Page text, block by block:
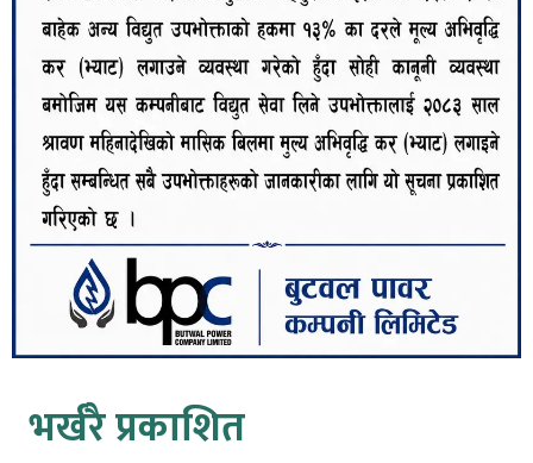
भर्खरै प्रकाशित